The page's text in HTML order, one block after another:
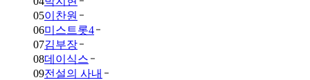
05이찬원
06미스트롯4
07김부장
08데이식스
09전설의 사내